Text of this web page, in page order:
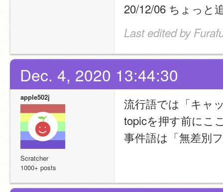
20/12/06 ちょっと
Last edited by
Dec. 4, 2020 13:44:30
apple502j
Scratcher
1000+ posts
流行語では「キャ
topicを押す前にこ
事件語は「無差別